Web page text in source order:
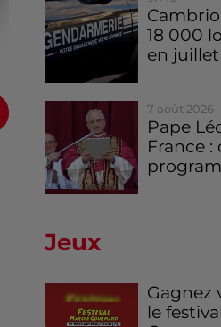
18 000
en juillet
7 août 2026
Pape
France :
Jeux
Gagnez
le